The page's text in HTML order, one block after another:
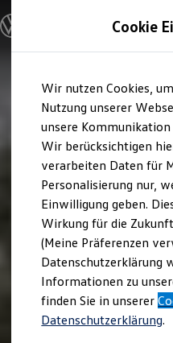
Hauptinhalt
springen
Footer
springen
Modelle & Konfigurator
Modelle
Vorgängermodelle
Oldtimer
Bulli Historie
Branchenlösungen &
Umbaulösungen
Auf- und
Groß- und
Großkunden
Kommunen
Journalisten
Sportvereine
Branchenlösungen
Bau &
Gewerbliche
Service &
Kurier,
Cookie
Wir nutzen Cookies,
Nutzung unserer
unsere
Wir berücksichtigen
verarbeiten Daten für
Personalisierung nur,
Einwilligung geben.
Wirkung für die
(Meine Präferenzen
Datenschutzerklärung
Informationen zu
finden Sie in unserer
Datenschutzerklärung.